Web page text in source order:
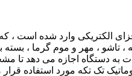
الکتریکی وارد شده است ،
، تاشو ، مهر و موم گرما ،
به دستگاه اجازه می دهد تا